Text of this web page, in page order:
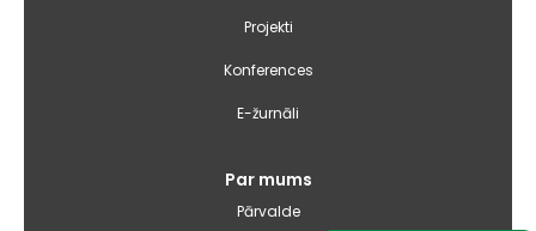
Projekti
Konferences
E-žurnāli
Par mums
Pārvalde